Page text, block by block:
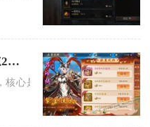
要如何玩好少年三国志2蜀国后期
核心是锁定纯蜀阵营、构建以